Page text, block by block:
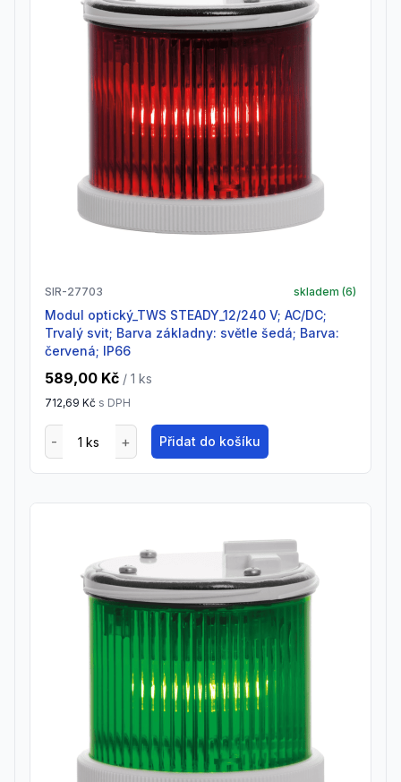
SIR-27703 skladem (6)
Modul optický_TWS STEADY_12/240 V; AC/DC;
Trvalý svit; Barva základny: světle šedá; Barva:
červená; IP66
589,00 Kč / 1 ks
712,69 Kč s DPH
Přidat do košíku